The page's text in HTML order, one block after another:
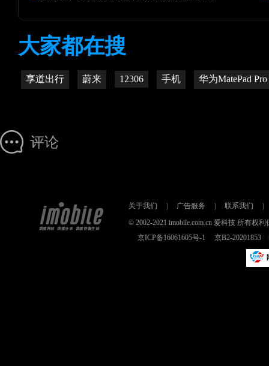
大家都在搜
享道出行 蔚来 12306 手机 华为MatePad Pro
评论
关于我们 广告服务 联系我们
© 2002-2021 imobile.com.cn 爱科技 所有权
京ICP备16061605号-1
京B2-20201853